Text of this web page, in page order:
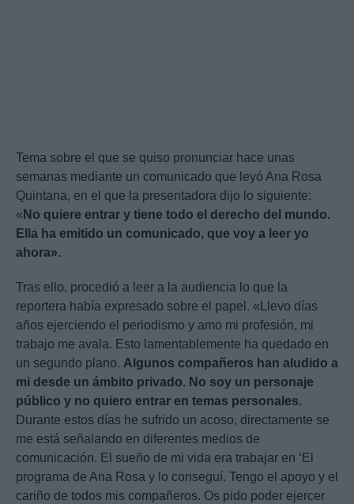
Tema sobre el que se quiso pronunciar hace unas
semanas mediante un comunicado que leyó Ana Rosa
Quintana, en el que la presentadora dijo lo siguiente:
« No quiere entrar y tiene todo el derecho del mundo.
Ella ha emitido un comunicado, que voy a leer yo
ahora».
Tras ello, procedió a leer a la audiencia lo que la
reportera había expresado sobre el papel. «Llevo días
años ejerciendo el periodismo y amo mi profesión, mi
trabajo me avala. Esto lamentablemente ha quedado en
un segundo plano. Algunos compañeros han aludido a
mi desde un ámbito privado. No soy un personaje
público y no quiero entrar en temas personales.
Durante estos días he sufrido un acoso, directamente se
me está señalando en diferentes medios de
comunicación. El sueño de mi vida era trabajar en ‘El
programa de Ana Rosa y lo conseguí. Tengo el apoyo y el
cariño de todos mis compañeros. Os pido poder ejercer